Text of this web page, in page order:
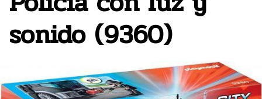
sonido (9360)